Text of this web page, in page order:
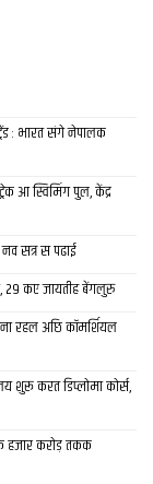
: भारत संगे नेपालक
आ स्विमिंग पुल, केंद्र
सत्र स पढाई
29 कए जायतीह बेंगलुरु
रहल अछि कॉमर्शियल
शुरू करत डिप्लोमा कोर्स,
हजार करोड़ तकक